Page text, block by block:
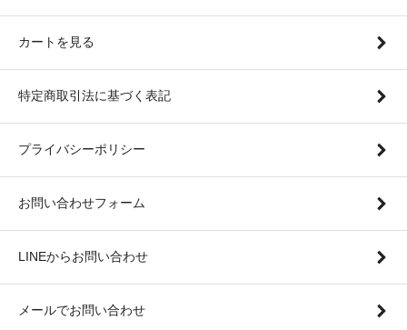
カートを見る
特定商取引法に基づく表記
プライバシーポリシー
お問い合わせフォーム
LINEからお問い合わせ
メールでお問い合わせ